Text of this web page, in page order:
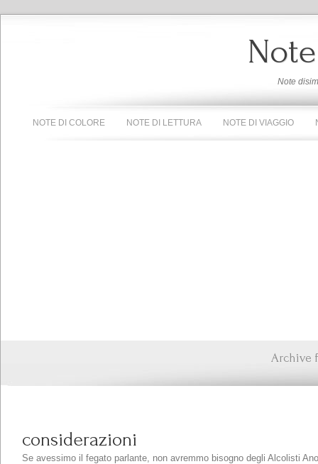
Note
NOTE DI COLORE NOTE DI LETTURA NOTE DI VIAGGIO
Archive
considerazioni
Se avessimo il fegato parlante, non avremmo bisogno degli Alcolisti